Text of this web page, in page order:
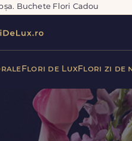
Buchete Flori Cadou
Flori de LuxFlori zi de